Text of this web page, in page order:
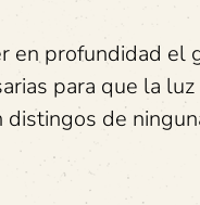
profundidad el
para que la
de